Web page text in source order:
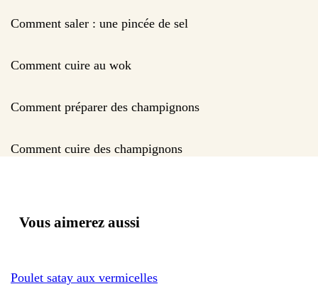
Comment saler : une pincée de sel
Comment cuire au wok
Comment préparer des champignons
Comment cuire des champignons
Vous aimerez aussi
Poulet satay aux vermicelles